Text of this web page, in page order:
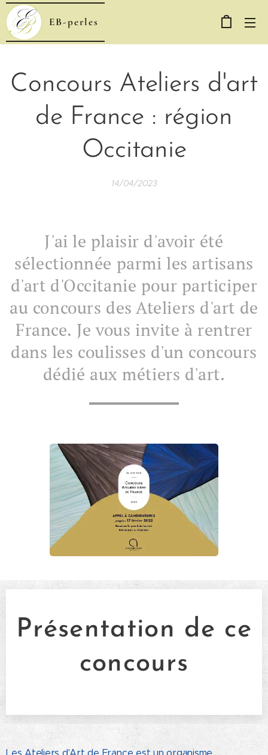
EB-perles
Concours Ateliers d'art
de France : région
Occitanie
14/04/2023
J'ai le plaisir d'avoir été
sélectionnée parmi les artisans
d'art d'Occitanie pour participer
au concours des Ateliers d'art de
France. Je vous invite à rentrer
dans les coulisses d'un concours
dédié aux métiers d'art.
Présentation de ce
concours
Les Ateliers d'Art de France est un organisme